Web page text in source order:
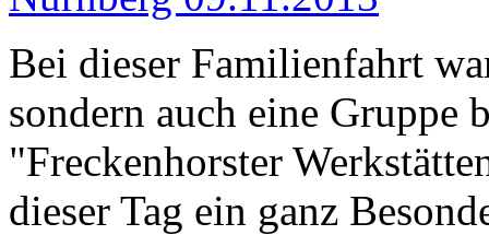
Bei dieser Familienfahrt
sondern auch eine Gruppe
"Freckenhorster
dieser Tag ein ganz